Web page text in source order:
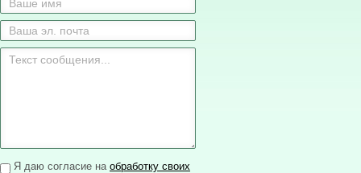
Я даю согласие на обработку своих